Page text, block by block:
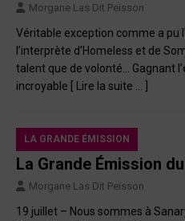
Morgane Las Dit Peisson
Véritable exception comme a pu
l’interprète d’Homeless et de
talent que de volonté… Gagnant
incroyable [ Lire la suite … ]
LA GRANDE ÉMISSION
La Grande Émission
Morgane Las Dit Peisson
19 juillet – Nous sommes à